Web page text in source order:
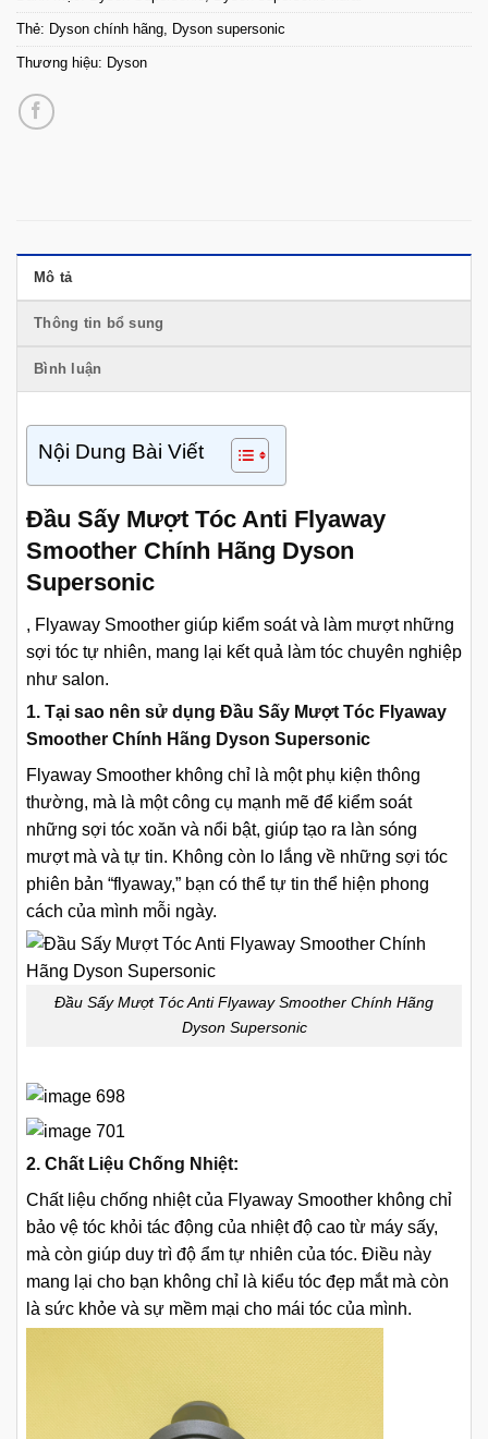
Thẻ: Dyson chính hãng, Dyson supersonic
Thương hiệu: Dyson
Mô tả
Thông tin bổ sung
Bình luận
Nội Dung Bài Viết
Đầu Sấy Mượt Tóc Anti Flyaway
Smoother Chính Hãng Dyson
Supersonic
, Flyaway Smoother giúp kiểm soát và làm mượt những
sợi tóc tự nhiên, mang lại kết quả làm tóc chuyên nghiệp
như salon.
1. Tại sao nên sử dụng Đầu Sấy Mượt Tóc Flyaway
Smoother Chính Hãng Dyson Supersonic
Flyaway Smoother không chỉ là một phụ kiện thông
thường, mà là một công cụ mạnh mẽ để kiểm soát
những sợi tóc xoăn và nổi bật, giúp tạo ra làn sóng
mượt mà và tự tin. Không còn lo lắng về những sợi tóc
phiên bản “flyaway,” bạn có thể tự tin thể hiện phong
cách của mình mỗi ngày.
Đầu Sấy Mượt Tóc Anti Flyaway Smoother Chính Hãng
Dyson Supersonic
2. Chất Liệu Chống Nhiệt:
Chất liệu chống nhiệt của Flyaway Smoother không chỉ
bảo vệ tóc khỏi tác động của nhiệt độ cao từ máy sấy,
mà còn giúp duy trì độ ẩm tự nhiên của tóc. Điều này
mang lại cho bạn không chỉ là kiểu tóc đẹp mắt mà còn
là sức khỏe và sự mềm mại cho mái tóc của mình.